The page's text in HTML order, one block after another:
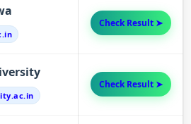
Check Result ➤
Check Result ➤